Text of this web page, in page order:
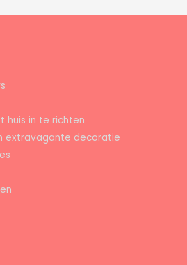
huis in te richten
extravagante decoratie